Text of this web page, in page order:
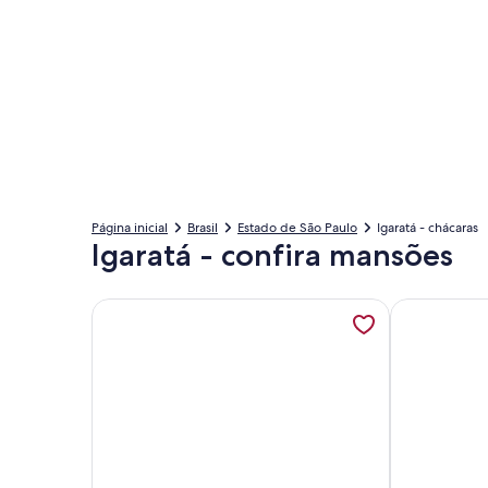
Página inicial Brasil Estado de São Paulo Igaratá - chácaras
Igaratá - confira mansões
Mais informações sobre Sítio com piscina,
Mais